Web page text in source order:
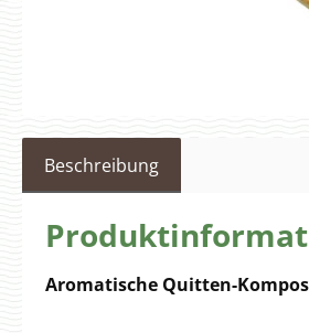
Beschreibung
Aromatische Quitten-